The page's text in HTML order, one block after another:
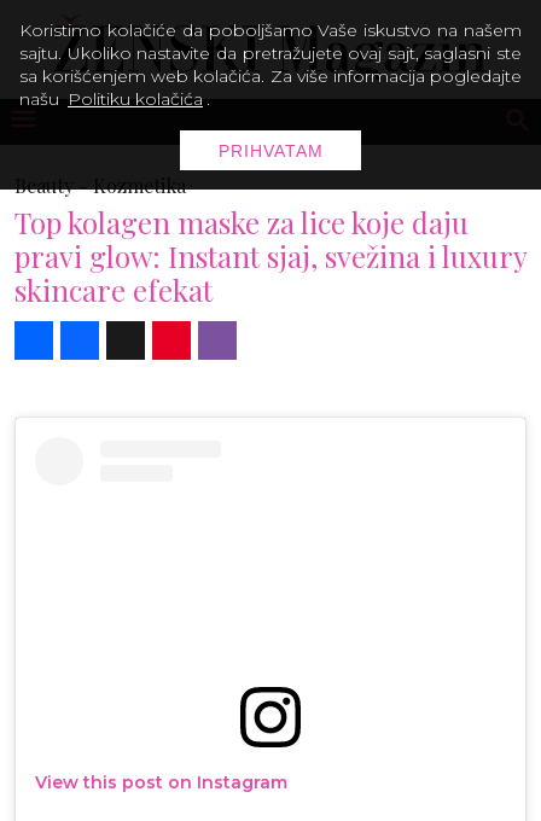
Beauty -Kozmetika
Top kolagen maske za lice koje daju
pravi glow: Instant sjaj, svežina i luxury
skincare efekat
View this post on Instagram
Koristimo kolačiće da poboljšamo Vaše iskustvo na našem
sajtu. Ukoliko nastavite da pretražujete ovaj sajt, saglasni ste
sa korišćenjem web kolačića. Za više informacija pogledajte
našu Politiku kolačića .
PRIHVATAM